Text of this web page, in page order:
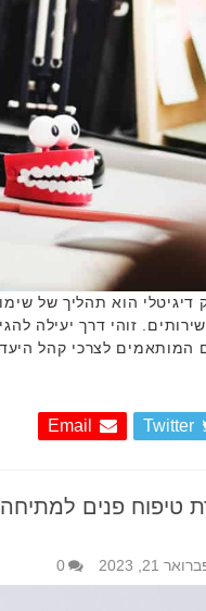
דיגיטלי הוא תהליך של
זוהי דרך יעילה
המותאמים לצרכי קהל
Twitter
Email
טיפוח פנים למתיחה
21, 2023
0